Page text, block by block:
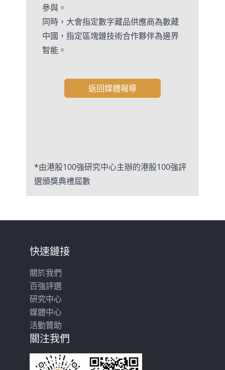
參與。
同時，大會指定數字藏品供應商為數藏
中國，指定區塊鏈技術合作夥伴為邊界
智能。
返回媒體報導
*由港股100強研究中心主辦的港股100強評
選頒獎典禮屆數
快速鏈接
關於我們
百強評選
研究中心
媒體中心
活動贊助
關注我們